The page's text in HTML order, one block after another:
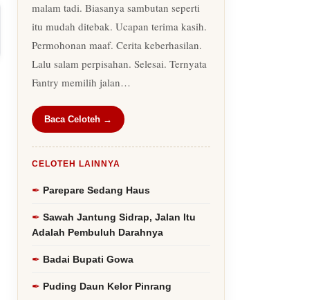
malam tadi. Biasanya sambutan seperti
itu mudah ditebak. Ucapan terima kasih.
Permohonan maaf. Cerita keberhasilan.
Lalu salam perpisahan. Selesai. Ternyata
Fantry memilih jalan…
Baca Celoteh →
CELOTEH LAINNYA
Parepare Sedang Haus
Sawah Jantung Sidrap, Jalan Itu
Adalah Pembuluh Darahnya
Badai Bupati Gowa
Puding Daun Kelor Pinrang